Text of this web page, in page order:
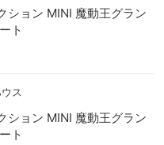
ション MINI 魔動王グラン
ト
ス
ション MINI 魔動王グラン
ト